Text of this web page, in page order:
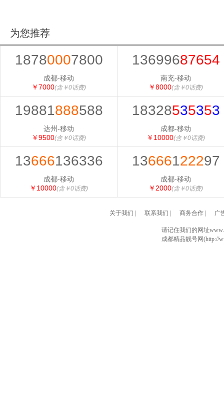
为您推荐
18780007800
成都-移动
￥7000(含￥0话费)
13699687654
南充-移动
￥8000(含￥0话费)
19881888588
达州-移动
￥9500(含￥0话费)
18328535353
成都-移动
￥10000(含￥0话费)
13666136336
成都-移动
￥10000(含￥0话费)
13666122297
成都-移动
￥2000(含￥0话费)
关于我们 联系我们 商务合作| 广
请记住我们的网址
成都精品靓号网(http://